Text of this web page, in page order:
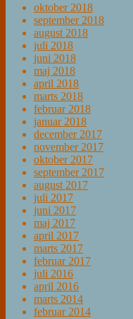
oktober 2018
september 2018
august 2018
juli 2018
juni 2018
maj 2018
april 2018
marts 2018
februar 2018
januar 2018
december 2017
november 2017
oktober 2017
september 2017
august 2017
juli 2017
juni 2017
maj 2017
april 2017
marts 2017
februar 2017
juli 2016
april 2016
marts 2014
februar 2014